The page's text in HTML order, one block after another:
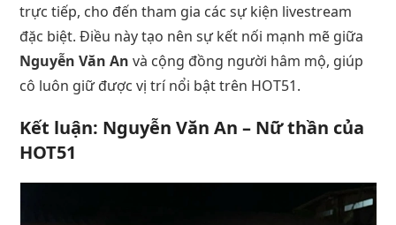
trực tiếp, cho đến tham gia các sự kiện livestream
đặc biệt. Điều này tạo nên sự kết nối mạnh mẽ giữa
Nguyễn Văn An và cộng đồng người hâm mộ, giúp
cô luôn giữ được vị trí nổi bật trên HOT51.
Kết luận: Nguyễn Văn An – Nữ thần của
HOT51